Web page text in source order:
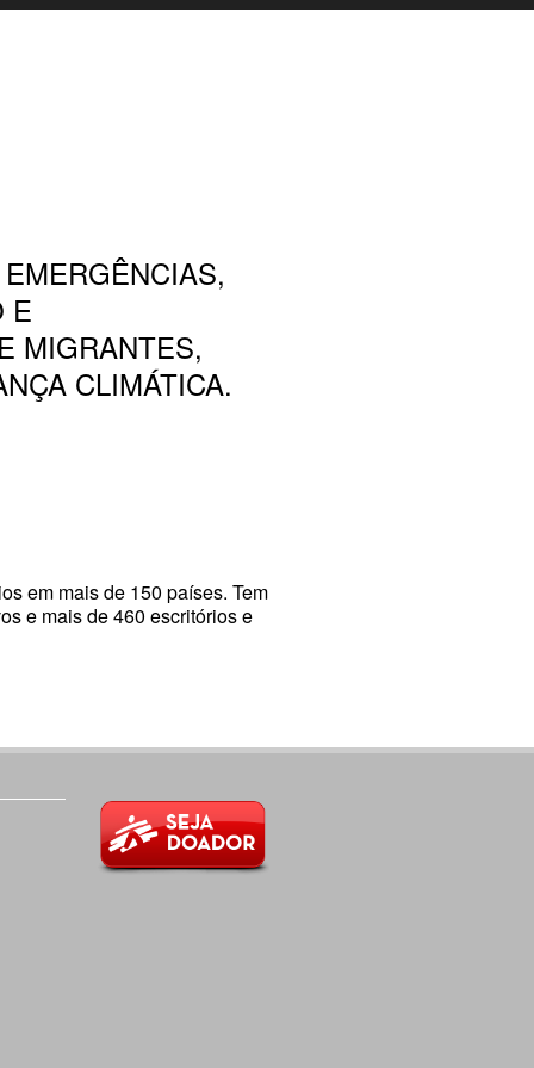
E
MIGRANTES,
CLIMÁTICA.
em mais de 150 países. Tem
e mais de 460 escritórios e